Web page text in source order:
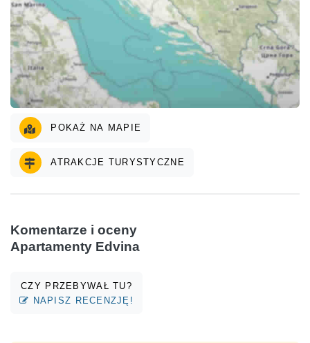
POKAŻ NA MAPIE
ATRAKCJE TURYSTYCZNE
Komentarze i oceny
Apartamenty Edvina
CZY PRZEBYWAŁ TU?
NAPISZ RECENZJĘ!